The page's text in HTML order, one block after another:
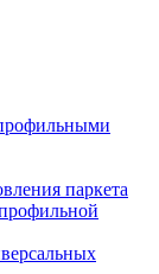
паркета